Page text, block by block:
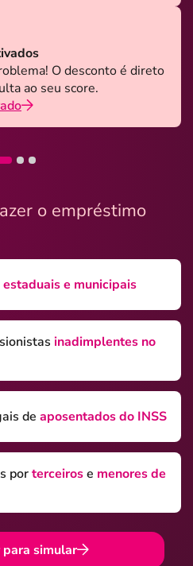
O desconto é direto
ao seu score.
o empréstimo
estaduais e municipais
inadimplentes no
de aposentados do INSS
porterceirose menores de
simular